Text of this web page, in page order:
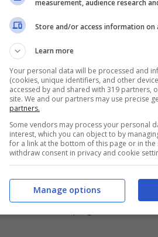
in cui i servizi saranno
i mezzi pubblici per
sciopero di domani,
Come si legge in
richieste e alle forti
profitti e di
costrette a pagare le
measurement, audience research
Store and/or access information on
Learn more
Your personal data will be processed and
(cookies, unique identifiers, and other
accessed by and shared with 319 partners,
site. We and our partners may use precise
partners.
Some vendors may process your personal
interest, which you can object to by
for a link at the bottom of this page or in
withdraw consent in privacy and cookie
Manage options